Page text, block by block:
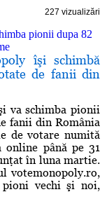
227 vizualizări
îşi schimbă
de fanii din
va schimba pionii
fanii din România
de votare numită
online până pe 31
în luna martie.
votemonopoly.ro,
vechi şi noi,